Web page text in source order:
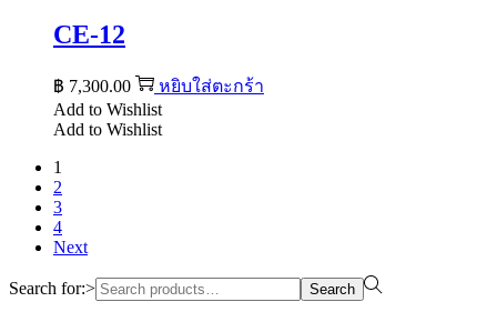
CE-12
฿ 7,300.00
หยิบใส่ตะกร้า
Add to Wishlist
Add to Wishlist
1
2
3
4
Next
Search for:> Search